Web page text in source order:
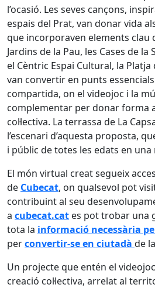
l’ocasió. Les seves cançons,
espais del Prat, van donar vida
que incorporaven elements clau
Jardins de la Pau, les Cases de la
el Cèntric Espai Cultural, la Platja
van convertir en punts
compartida, on el videojoc i la
complementar per donar forma
col·lectiva. La terrassa de La
l’escenari d’aquesta proposta,
i públic de totes les edats en una
El món virtual creat segueix
de Cubecat, on qualsevol pot
contribuint al seu
a cubecat.cat es pot trobar una
tota la informació necessària
perconvertir-se en ciutadà de
Un projecte que entén el
creació col·lectiva, arrelat al